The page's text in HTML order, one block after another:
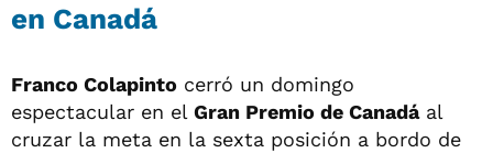
en Canadá
Franco Colapinto cerró un domingo
espectacular en el Gran Premio de Canadáal
cruzar la meta en la sexta posición a bordo de